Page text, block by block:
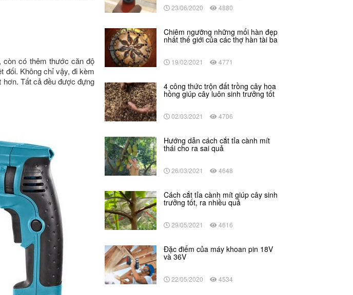
còn có thêm thước căn độ
đối. Không chỉ vậy, đi kèm
Tất cả đều được đựng
23/06/2020 4880
Chiêm ngưỡng những mối hàn đẹp
nhất thế giới của các thợ hàn tài ba
19/02/2021 4771
4 công thức trộn đất trồng cây hoa
hồng giúp cây luôn sinh trưởng tốt
02/03/2021 4706
Hướng dẫn cách cắt tỉa cành mít
thái cho ra sai quả
26/03/2021 4648
Cách cắt tỉa cành mít giúp cây sinh
trưởng tốt, ra nhiều quả
29/05/2021 4616
Đặc điểm của máy khoan pin 18V
và 36V
22/05/2020 4534